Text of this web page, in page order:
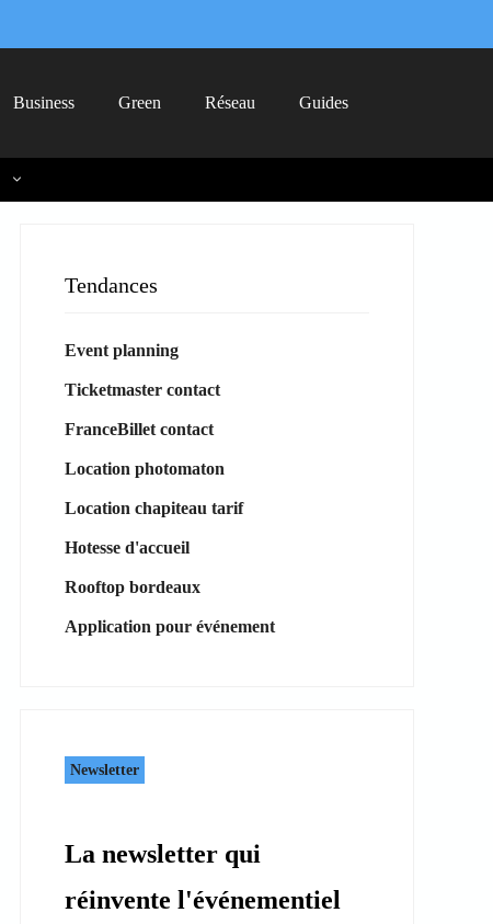
Business Green Réseau Guides
Tendances
Event planning
Ticketmaster contact
FranceBillet contact
Location photomaton
Location chapiteau tarif
Hotesse d'accueil
Rooftop bordeaux
Application pour événement
Newsletter
La newsletter qui
réinvente l'événementiel